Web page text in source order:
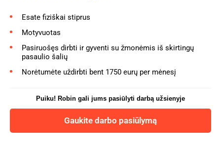
Esate fiziškai stiprus
Motyvuotas
Pasiruošęs dirbti ir gyventi su žmonėmis iš skirtingų
pasaulio šalių
Norėtumėte uždirbti bent 1750 eurų per mėnesį
Puiku! Robin gali jums pasiūlyti darbą užsienyje
Gaukite darbo pasiūlymą